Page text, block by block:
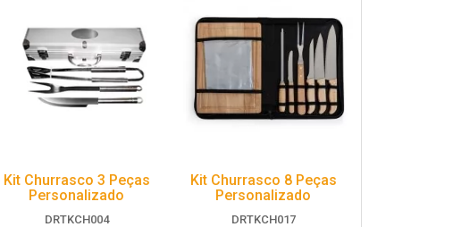
Kit Churrasco 3 Peças
Personalizado
DRTKCH004
Kit Churrasco 8 Peças
Personalizado
DRTKCH017